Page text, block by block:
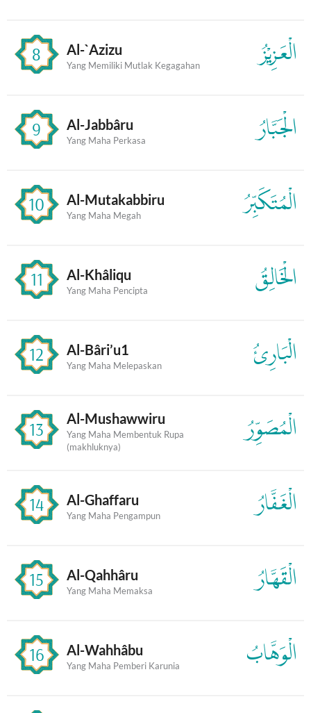
8 Al-`Azizu
Yang Memiliki Mutlak Kegagahan الْعَزِيْزُ
9 Al-Jabbâru
Yang Maha Perkasa الْجَبَّارُ
10 Al-Mutakabbiru
Yang Maha Megah الْمُتَكَبِّرُ
11 Al-Khâliqu
Yang Maha Pencipta الْخَالِقُ
12 Al-Bâri’u1
Yang Maha Melepaskan الْبَارِئُ
13 Al-Mushawwiru
Yang Maha Membentuk Rupa
(makhluknya)
الْمُصَوِّرُ
14 Al-Ghaffaru
Yang Maha Pengampun الْغَفَّارُ
15 Al-Qahhâru
Yang Maha Memaksa الْقَهَّارُ
16 Al-Wahhâbu
Yang Maha Pemberi Karunia الْوَهَّابُ